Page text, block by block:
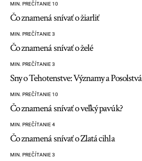
MIN. PREČÍTANIE 10
Čo znamená snívať o žiarliť
MIN. PREČÍTANIE 3
Čo znamená snívať o želé
MIN. PREČÍTANIE 3
Sny o Tehotenstve: Významy a Posolstvá
MIN. PREČÍTANIE 10
Čo znamená snívať o veľký pavúk?
MIN. PREČÍTANIE 4
Čo znamená snívať o Zlatá cihla
MIN. PREČÍTANIE 3